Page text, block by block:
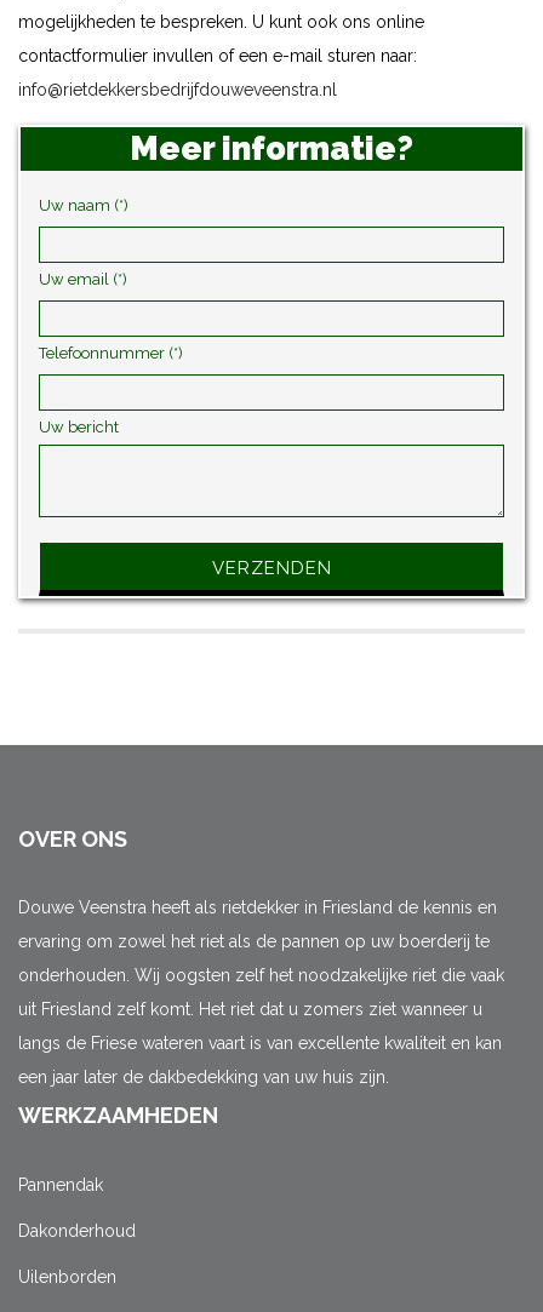
mogelijkheden te bespreken. U kunt ook ons online
contactformulier invullen of een e-mail sturen naar:
info@rietdekkersbedrijfdouweveenstra.nl
Meer informatie?
Uw naam (*)
Uw email (*)
Telefoonnummer (*)
Uw bericht
OVER ONS
Douwe Veenstra heeft als rietdekker in Friesland de kennis en
ervaring om zowel het riet als de pannen op uw boerderij te
onderhouden. Wij oogsten zelf het noodzakelijke riet die vaak
uit Friesland zelf komt. Het riet dat u zomers ziet wanneer u
langs de Friese wateren vaart is van excellente kwaliteit en kan
een jaar later de dakbedekking van uw huis zijn.
WERKZAAMHEDEN
Pannendak
Dakonderhoud
Uilenborden